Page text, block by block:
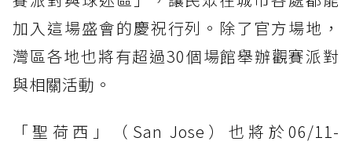
加入這場盛會的慶祝行列。除了官方場地，
灣區各地也將有超過30個場館舉辦觀賽派對
與相關活動。
「聖荷西」（San Jose）也將於06/11-